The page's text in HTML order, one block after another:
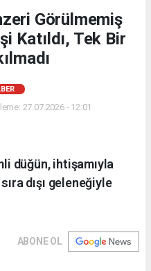
Görülmemiş
Katıldı, Tek Bir
27.07.2026 - 12:01
düğün, ihtişamıyla
dışı geleneğiyle
ABONE OL